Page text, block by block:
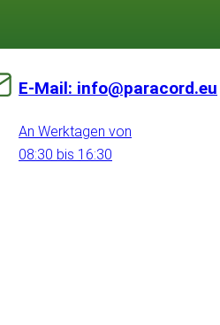
E-Mail: info@paracord.eu
An Werktagen von
08:30 bis 16:30